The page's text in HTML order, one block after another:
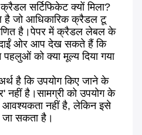
सर्टिफिकेट क्यों मिला?
जो आधिकारिक क्रैडल टू
है।पेपर में क्रैडल लेबल के
ओर आप देख सकते हैं कि
को क्या मूल्य दिया गया
है कि उपयोग किए जाने के
नहीं है।सामग्री को उपयोग के
आवश्यकता नहीं है, लेकिन इसे
जा सकता है।